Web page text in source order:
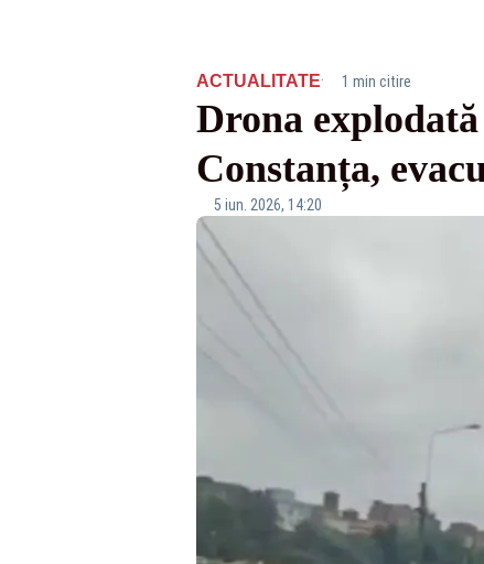
ACTUALITATE· 1 min citire
Drona
Constanța,
5 iun. 2026, 14:20